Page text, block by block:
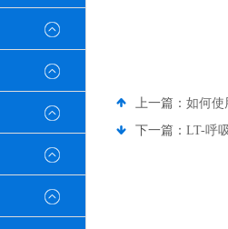
上一篇： 如何使
下一篇： LT-呼